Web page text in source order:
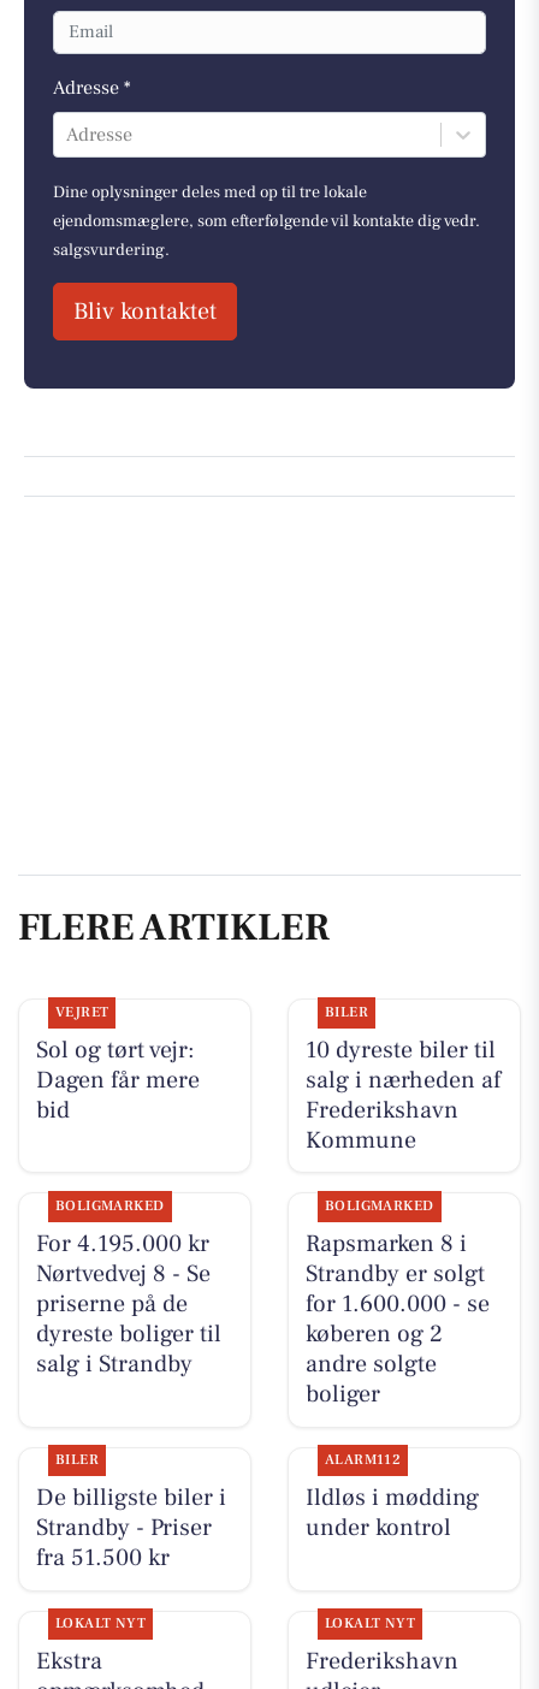
Adresse *
Adresse
Dine oplysninger deles med op til tre lokale
ejendomsmæglere, som efterfølgende vil kontakte dig vedr.
salgsvurdering.
Bliv kontaktet
FLERE ARTIKLER
VEJRET
Sol og tørt vejr:
Dagen får mere
bid
BILER
10 dyreste biler til
salg i nærheden af
Frederikshavn
Kommune
BOLIGMARKED
For 4.195.000 kr
Nørtvedvej 8 - Se
priserne på de
dyreste boliger til
salg i Strandby
BOLIGMARKED
Rapsmarken 8 i
Strandby er solgt
for 1.600.000 - se
køberen og 2
andre solgte
boliger
BILER
De billigste biler i
Strandby - Priser
fra 51.500 kr
ALARM112
Ildløs i mødding
under kontrol
LOKALT NYT
Ekstra
LOKALT NYT
Frederikshavn